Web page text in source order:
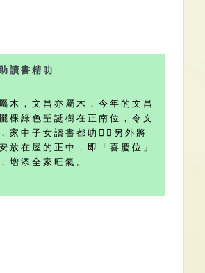
讀 書 精 叻
木 ， 文 昌 亦 屬 木 ， 今 年 的 文 昌
棵 綠 色 聖 誕 樹 在 正 南 位 ， 令 文
家 中 子 女 讀 書 都 叻  ； 另 外 將
放 在 屋 的 正 中 ， 即 「 喜 慶 位 」
增 添 全 家 旺 氣 。